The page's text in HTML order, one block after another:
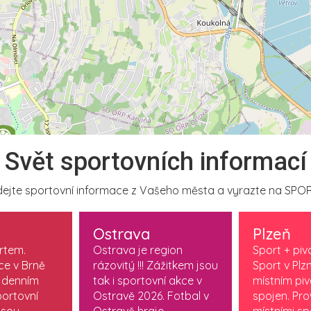
Svět sportovních informací
sportovní informace z Vašeho města a vyrazte na
v Brně
Ostrava
Ostrava je region
rázovitý !!! Zážitkem jsou
tak i sportovní akce v
Ostravě 2026. Fotbal v
Plzeň
Sport +
Sport v
místním
spojen.